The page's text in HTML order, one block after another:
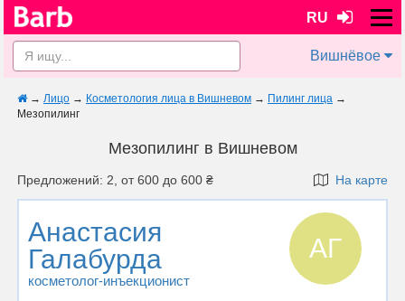
RU
Вишнёвое
→ Лицо → Косметология лица в Вишневом → Пилинг лица →
Мезопилинг
Мезопилинг в Вишневом
Предложений: 2, от 600 до 600 ₴ На карте
Анастасия
Галабурда
косметолог-инъекционист
АГ